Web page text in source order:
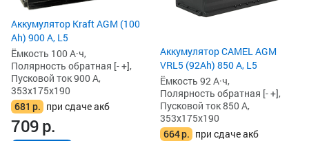
Аккумулятор Kraft AGM (100
Ah) 900 А, L5
Ёмкость 100 А·ч,
Полярность обратная [- +],
Пусковой ток 900 А,
353x175x190
681 р. при сдаче акб
709р.
Аккумулятор CAMEL AGM
VRL5 (92Ah) 850 А, L5
Ёмкость 92 А·ч,
Полярность обратная [- +],
Пусковой ток 850 А,
353x175x190
664р. при сдаче акб